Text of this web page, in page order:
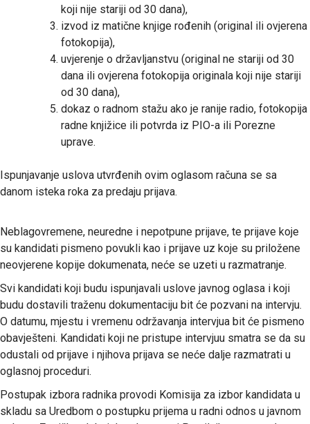
koji nije stariji od 30 dana),
izvod iz matične knjige rođenih (original ili ovjerena
fotokopija),
uvjerenje o državljanstvu (original ne stariji od 30
dana ili ovjerena fotokopija originala koji nije stariji
od 30 dana),
dokaz o radnom stažu ako je ranije radio, fotokopija
radne knjižice ili potvrda iz PIO-a ili Porezne
uprave.
Ispunjavanje uslova utvrđenih ovim oglasom računa se sa
danom isteka roka za predaju prijava.
Neblagovremene, neuredne i nepotpune prijave, te prijave koje
su kandidati pismeno povukli kao i prijave uz koje su priložene
neovjerene kopije dokumenata, neće se uzeti u razmatranje.
Svi kandidati koji budu ispunjavali uslove javnog oglasa i koji
budu dostavili traženu dokumentaciju bit će pozvani na intervju.
O datumu, mjestu i vremenu održavanja intervjua bit će pismeno
obavješteni. Kandidati koji ne pristupe intervjuu smatra se da su
odustali od prijave i njihova prijava se neće dalje razmatrati u
oglasnoj proceduri.
Postupak izbora radnika provodi Komisija za izbor kandidata u
skladu sa Uredbom o postupku prijema u radni odnos u javnom